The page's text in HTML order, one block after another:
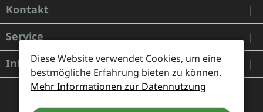
Kontakt
Service
Informationen
Diese Website verwendet Cookies, um eine
bestmögliche Erfahrung bieten zu können.
Mehr Informationen zur Datennutzung